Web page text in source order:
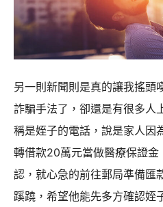
另一則新聞則是真的讓我搖頭
詐騙手法了，卻還是有很多人
稱是姪子的電話，說是家人因
轉借款20萬元當做醫療保證金
認，就心急的前往郵局準備匯
蹊蹺，希望他能先多方確認姪